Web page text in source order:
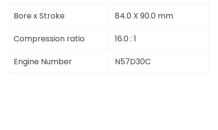
Bore x Stroke 84.0 X 90.0 mm
Compression ratio 16.0 : 1
Engine Number N57D30C